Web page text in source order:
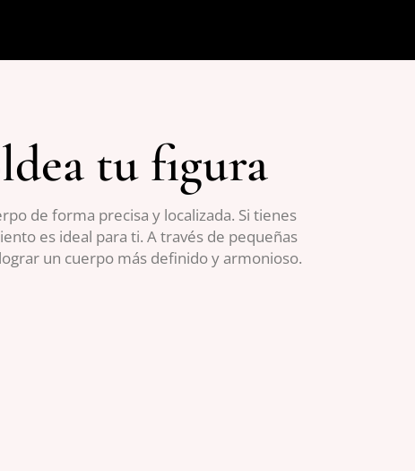
tu figura
de forma precisa y localizada. Si tienes
es ideal para ti. A través de pequeñas
un cuerpo más definido y armonioso.